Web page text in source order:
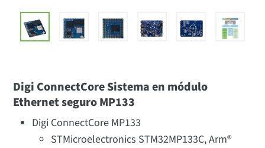
Digi ConnectCore Sistema en módulo
Ethernet seguro MP133
Digi ConnectCore MP133
STMicroelectronics STM32MP133C, Arm®